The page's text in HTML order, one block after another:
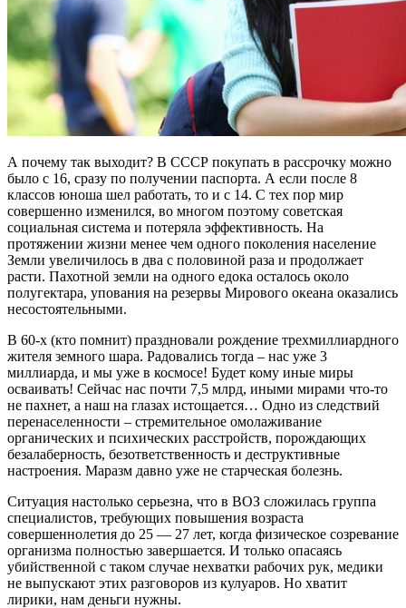
А почему так выходит? В СССР покупать в рассрочку можно
было с 16, сразу по получении паспорта. А если после 8
классов юноша шел работать, то и с 14. С тех пор мир
совершенно изменился, во многом поэтому советская
социальная система и потеряла эффективность. На
протяжении жизни менее чем одного поколения население
Земли увеличилось в два с половиной раза и продолжает
расти. Пахотной земли на одного едока осталось около
полугектара, упования на резервы Мирового океана оказались
несостоятельными.
В 60-х (кто помнит) праздновали рождение трехмиллиардного
жителя земного шара. Радовались тогда – нас уже 3
миллиарда, и мы уже в космосе! Будет кому иные миры
осваивать! Сейчас нас почти 7,5 млрд, иными мирами что-то
не пахнет, а наш на глазах истощается… Одно из следствий
перенаселенности – стремительное омолаживание
органических и психических расстройств, порождающих
безалаберность, безответственность и деструктивные
настроения. Маразм давно уже не старческая болезнь.
Ситуация настолько серьезна, что в ВОЗ сложилась группа
специалистов, требующих повышения возраста
совершеннолетия до 25 — 27 лет, когда физическое созревание
организма полностью завершается. И только опасаясь
убийственной с таком случае нехватки рабочих рук, медики
не выпускают этих разговоров из кулуаров. Но хватит
лирики, нам деньги нужны.